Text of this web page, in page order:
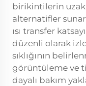
birikintilerin
alternatifler
ısı transfer
düzenli olarak
sıklığının
görüntüleme ve
dayalı bakım